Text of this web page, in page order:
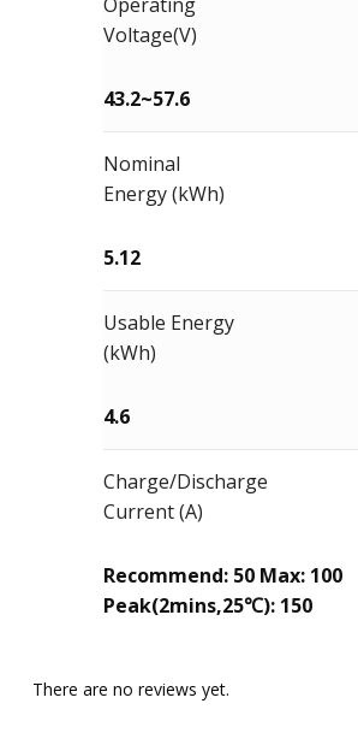
Voltage(V)
43.2~57.6
Nominal
Energy (kWh)
5.12
Usable Energy
(kWh)
4.6
Charge/Discharge
Current (A)
Recommend: 50 Max: 100
Peak(2mins,25℃): 150
There are no reviews yet.